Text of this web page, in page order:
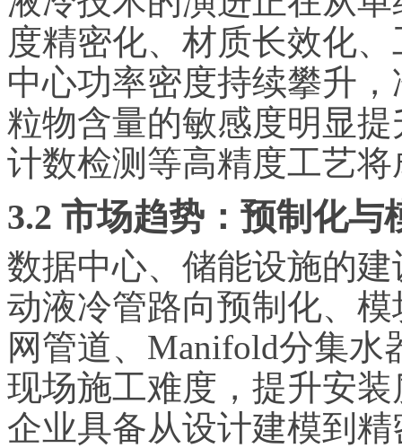
度精密化、材质长效化
中心功率密度持续攀升
粒物含量的敏感度明显
计数检测等高精度工艺
3.2 市场趋势：预制化与
数据中心、储能设施的
动液冷管路向预制化、
网管道、Manifold分集
现场施工难度，提升安
企业具备从设计建模到